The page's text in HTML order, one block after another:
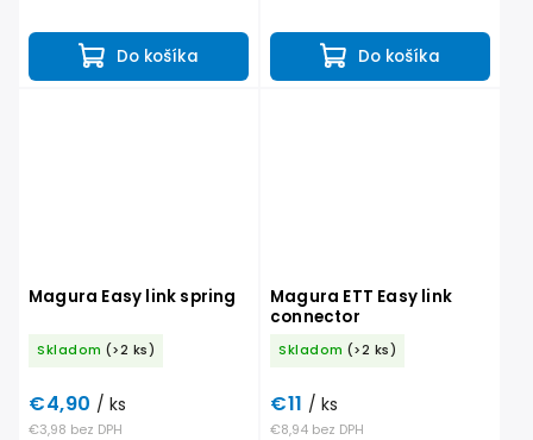
Do košíka Do košíka
Magura Easy link spring
Skladom (>2 ks)
€3,98 bez DPH
€4,90 / ks
Magura ETT Easy link
connector
Skladom (>2 ks)
€8,94 bez DPH
€11 / ks